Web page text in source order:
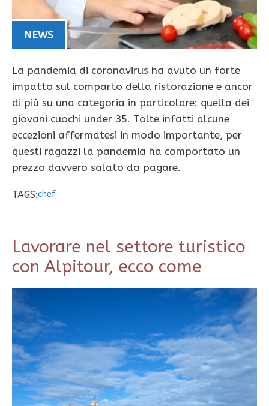
NEWS
La pandemia di coronavirus ha avuto un forte
impatto sul comparto della ristorazione e ancor
di più su una categoria in particolare: quella dei
giovani cuochi under 35. Tolte infatti alcune
eccezioni affermatesi in modo importante, per
questi ragazzi la pandemia ha comportato un
prezzo davvero salato da pagare.
TAGS:chef
Lavorare nel settore turistico
con Alpitour, ecco come